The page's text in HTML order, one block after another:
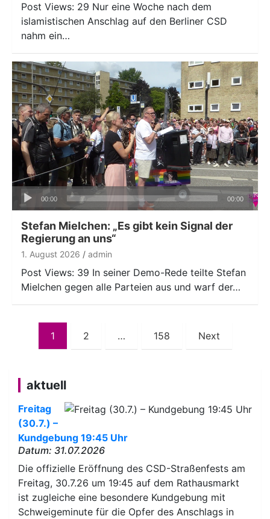
Post Views: 29 Nur eine Woche nach dem
islamistischen Anschlag auf den Berliner CSD
nahm ein…
Audio-
Player
00:00 00:00
Stefan Mielchen: „Es gibt kein Signal der
Regierung an uns“
1. August 2026 admin
Post Views: 39 In seiner Demo-Rede teilte Stefan
Mielchen gegen alle Parteien aus und warf der…
Seitennummerierung
der
Beiträge
1 2 … 158 Next
aktuell
Freitag
(30.7.) –
Kundgebung 19:45 Uhr
Datum: 31.07.2026
Die offizielle Eröffnung des CSD-Straßenfests am
Freitag, 30.7.26 um 19:45 auf dem Rathausmarkt
ist zugleiche eine besondere Kundgebung mit
Schweigeminute für die Opfer des Anschlags in